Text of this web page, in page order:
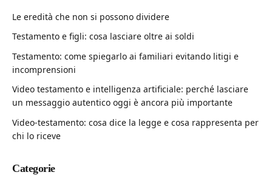
Le eredità che non si possono dividere
Testamento e figli: cosa lasciare oltre ai soldi
Testamento: come spiegarlo ai familiari evitando litigi e
incomprensioni
Video testamento e intelligenza artificiale: perché lasciare
un messaggio autentico oggi è ancora più importante
Video-testamento: cosa dice la legge e cosa rappresenta per
chi lo riceve
Categorie